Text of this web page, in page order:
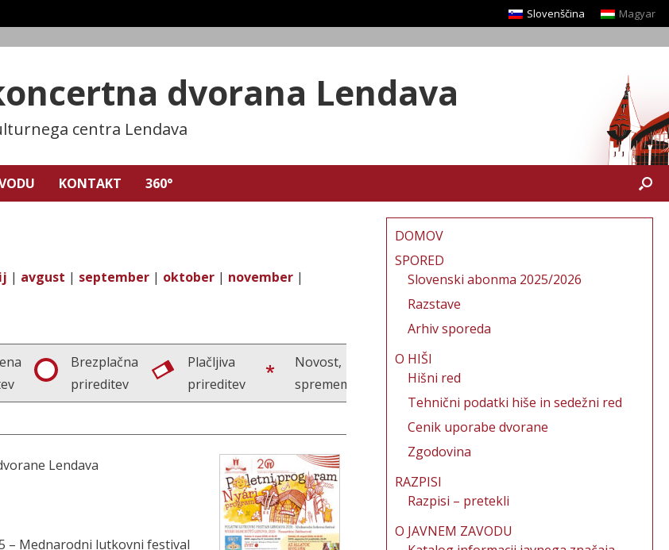
Slovenščina
Magyar
dvorana Lendava
centra Lendava
KONTAKT 360°
| avgust | september | oktober | november |
Brezplačna
prireditev
Plačljiva
prireditev
Novost,
sprememba
Lendava
– Mednarodni lutkovni festival
DOMOV
SPORED
Slovenski abonma 2025/2026
Razstave
Arhiv sporeda
O HIŠI
Hišni red
Tehnični podatki hiše in sedežni red
Cenik uporabe dvorane
Zgodovina
RAZPISI
Razpisi – pretekli
O JAVNEM ZAVODU